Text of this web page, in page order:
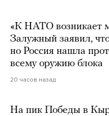
«К НАТО возникает
Залужный заявил,
но Россия нашла
всему оружию блока
20 часов назад
На пик Победы в